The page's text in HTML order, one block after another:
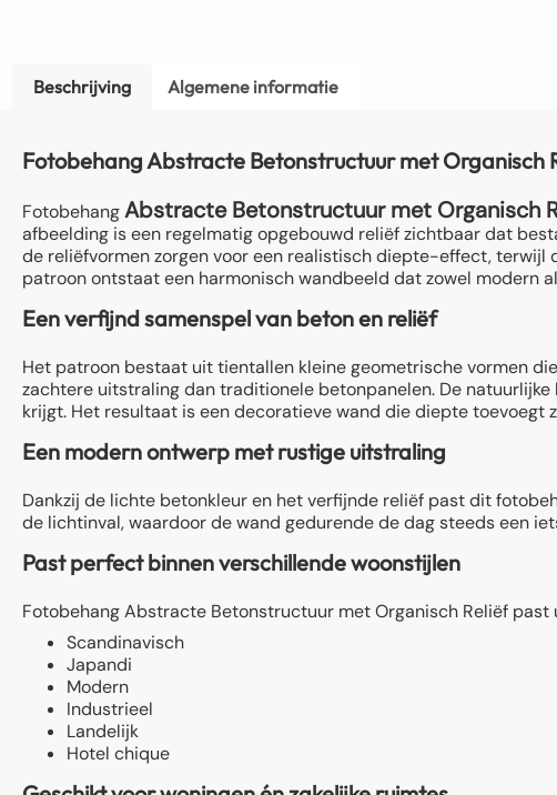
Beschrijving Algemene informatie
Fotobehang Abstracte Betonstructuur met Organisch
FotobehangAbstracte Betonstructuur met Organisch
afbeelding is een regelmatig opgebouwd reliëf zichtbaar dat
de reliëfvormen zorgen voor een realistisch diepte-effect,
patroon ontstaat een harmonisch wandbeeld dat zowel modern
Een verfijnd samenspel van beton en reliëf
Het patroon bestaat uit tientallen kleine geometrische vormen
zachtere uitstraling dan traditionele betonpanelen. De
krijgt. Het resultaat is een decoratieve wand die diepte toevoegt
Een modern ontwerp met rustige uitstraling
Dankzij de lichte betonkleur en het verfijnde reliëf past dit
de lichtinval, waardoor de wand gedurende de dag steeds een
Past perfect binnen verschillende woonstijlen
Fotobehang Abstracte Betonstructuur met Organisch Reliëf
Scandinavisch
Japandi
Modern
Industrieel
Landelijk
Hotel chique